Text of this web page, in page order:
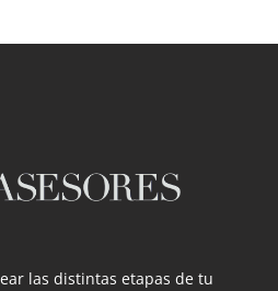
las distintas etapas de tu